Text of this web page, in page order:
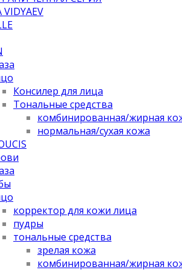
VIDYAEV
Консилер для лица
Тональные средства
комбинированная/жирная
нормальная/cухая кожа
корректор для кожи лица
пудры
тональные средства
зрелая кожа
комбинированная/жирная